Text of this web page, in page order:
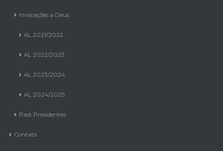
Invocações a Deus
AL 2021/2022
AL 2022/2023
AL 2023/2024
AL 2024/2025
Past Presidentes
Contato